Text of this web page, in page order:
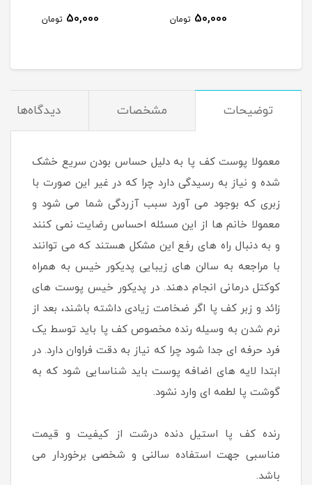
50,000 تومان 50,000 تومان
توضیحات مشخصات دیدگاه‌ها
معمولا پوست کف پا به دلیل حساس بودن سریع خشک
شده و نیاز به رسیدگی دارد چرا که در غیر این صورت با
زبری که بوجود می آورد سبب آزردگی شما می شود و
معمولا خانم ها از این مسئله احساس رضایت نمی کنند
و به دنبال راه های رفع این مشکل هستند که می توانند
با مراجعه به سالن های زیبایی پدیکور خیس به همراه
کوکتل درمانی انجام دهند. در پدیکور خیس پوست های
زائد و زبر کف پا اگر ضخامت زیادی داشته باشند، بعد از
نرم شدن به وسیله رنده مخصوص کف پا باید توسط یک
فرد حرفه ای جدا شود چرا که نیاز به دقت فراوان دارد. در
ابتدا لایه های اضافه پوست باید شناسایی شود که به
گوشت پا لطمه ای وارد نشود.
رنده کف پا استیل دنده درشت از کیفیت و قیمت
مناسبی جهت استفاده سالنی و شخصی برخوردار می
باشد.